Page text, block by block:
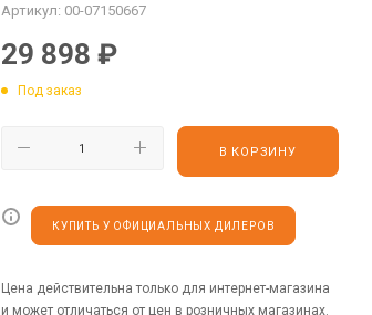
Артикул: 00-07150667
29 898 ₽
Под заказ
В КОРЗИНУ
КУПИТЬ У ОФИЦИАЛЬНЫХ ДИЛЕРОВ
Цена действительна только для интернет-магазина
и может отличаться от цен в розничных магазинах.